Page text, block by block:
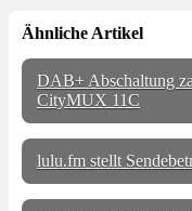
Ähnliche Artikel
DAB+ Abschaltung
CityMUX 11C
lulu.fm stellt